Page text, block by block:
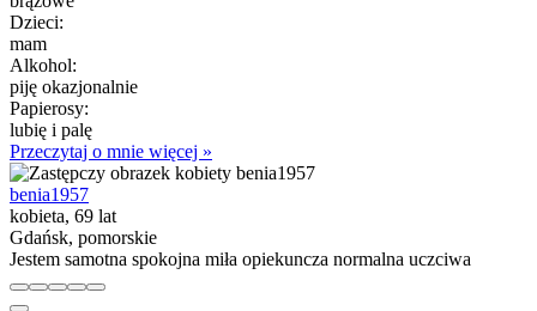
Dzieci:
mam
Alkohol:
piję okazjonalnie
Papierosy:
lubię i palę
Przeczytaj o mnie więcej »
benia1957
kobieta, 69 lat
Gdańsk, pomorskie
Jestem samotna spokojna miła opiekuncza normalna uczciwa